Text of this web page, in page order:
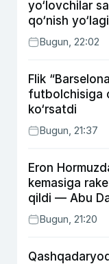
yo‘lovchilar
qo‘nish
urindi (video)
Bugun, 22:02
Flik
futbolchisiga
ko‘rsatdi
Bugun, 21:37
Eron
kemasiga
qildi — Abu
Bugun, 21:20